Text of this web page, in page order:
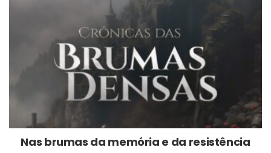
Nas brumas da memória e da resistência